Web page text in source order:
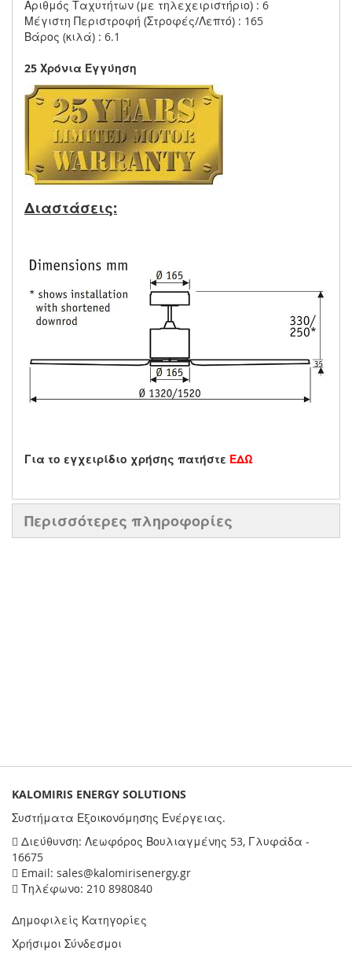
Αριθμός Ταχυτήτων (με τηλεχειριστήριο) : 6
Μέγιστη Περιστροφή (Στροφές/Λεπτό) : 165
Βάρος (κιλά) : 6.1
25 Χρόνια Εγγύηση
Διαστάσεις:
Για το εγχειρίδιο χρήσης πατήστε ΕΔΩ
Περισσότερες πληροφορίες
KALOMIRIS ENERGY SOLUTIONS
Συστήματα Εξοικονόμησης Ενέργειας.
Διεύθυνση: Λεωφόρος Βουλιαγμένης 53, Γλυφάδα -
16675
Email: sales@kalomirisenergy.gr
Τηλέφωνο: 210 8980840
Δημοφιλείς Κατηγορίες
Χρήσιμοι Σύνδεσμοι